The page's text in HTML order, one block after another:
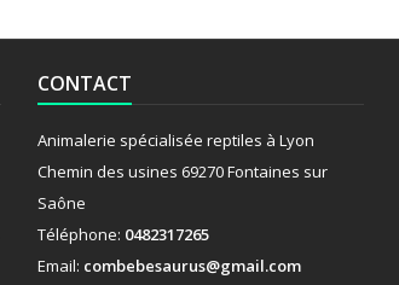
CONTACT
Animalerie spécialisée reptiles à Lyon
Chemin des usines 69270 Fontaines sur
Saône
Téléphone: 0482317265
Email: combebesaurus@gmail.com